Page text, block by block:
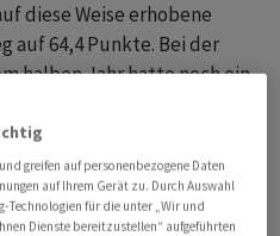
diese Weise erhobene
auf 64,4 Punkte. Bei der
halben Jahr hatte noch ein
Wachstumsschwelle von
greifen auf personenbezogene Daten
auf Ihrem Gerät zu. Durch Auswahl
Technologien für die unter „Wir und
Dienste bereitzustellen“ aufgeführten